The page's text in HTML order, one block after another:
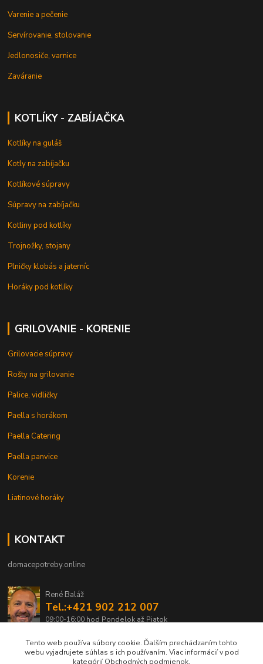
Varenie a pečenie
Servírovanie, stolovanie
Jedlonosiče, varnice
Zaváranie
KOTLÍKY - ZABÍJAČKA
Kotlíky na guláš
Kotly na zabíjačku
Kotlíkové súpravy
Súpravy na zabíjačku
Kotliny pod kotlíky
Trojnožky, stojany
Plničky klobás a jaterníc
Horáky pod kotlíky
GRILOVANIE - KORENIE
Grilovacie súpravy
Rošty na grilovanie
Palice, vidličky
Paella s horákom
Paella Catering
Paella panvice
Korenie
Liatinové horáky
KONTAKT
domacepotreby.online
René Baláž
Tel.:+421 902 212 007
09:00-16:00 hod Pondelok až Piatok
info@domacepotreby.online
Tento web používa súbory cookie. Ďalším prechádzaním tohto
webu vyjadrujete súhlas s ich používaním. Viac informácií v pod
kategórií Obchodných podmienok.